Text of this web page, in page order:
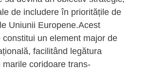
de includere în prioritățile de
Uniunii Europene.Acest
constitui un element major de
facilitând legătura
marile coridoare trans-